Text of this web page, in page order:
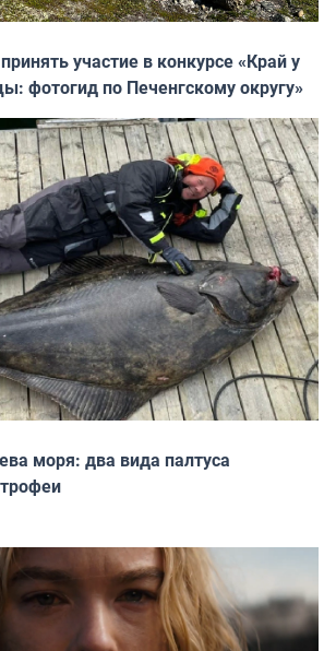
участие в конкурсе «Край у
фотогид по Печенгскому округу»
моря: два вида палтуса